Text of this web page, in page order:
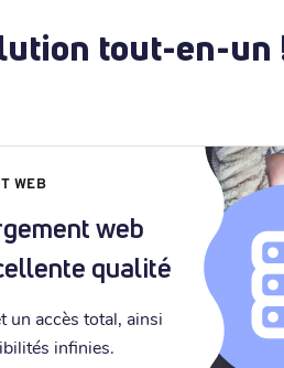
tout-en-un
WEB
web
qualité
un accès total, ainsi
infinies.